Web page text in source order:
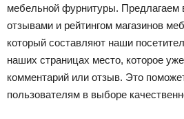
мебельной фурнитуры. Предлагаем
отзывами и рейтингом магазинов
который составляют наши
наших страницах место, которое
комментарий или отзыв. Это
пользователям в выборе